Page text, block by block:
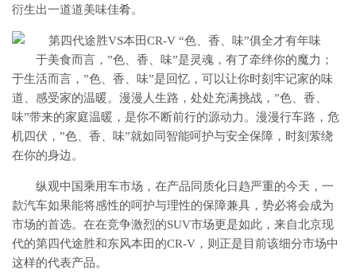
衍生出一道道美味佳肴。
于美食而言，”色、香、味”是灵魂，有了牵绊你的魔力；
于生活而言，”色、香、味”是回忆，可以让你时刻牢记家的味
道、感受家的温暖。漫漫人生路，处处充满挑战，”色、香、
味”带来的家庭温暖，是你不断前行的源动力。漫漫行车路，危
机四伏，”色、香、味”就如同智能呵护与安全保障，时刻萦绕
在你的身边。
纵观中国乘用车市场，在产品同质化日趋严重的今天，一
款汽车如果能将感性的呵护与理性的保障兼具，势必将会成为
市场的首选。在在竞争激烈的SUV市场更是如此，来自北京现
代的第四代途胜和东风本田的CR-V，则正是目前该细分市场中
这样的代表产品。